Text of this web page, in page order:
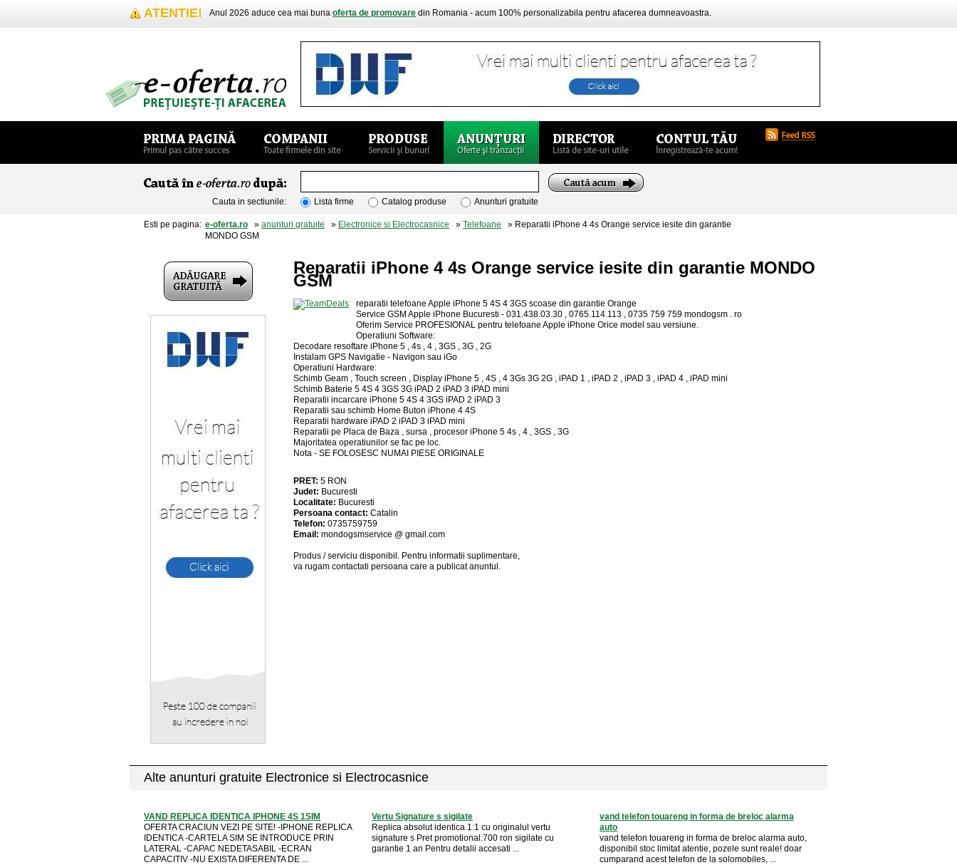
ATENTIE! Anul 2026 aduce cea mai buna oferta de promovare din Romania - acum 100% personalizabila pentru afacerea dumneavoastra.
Cauta in sectiunile: Lista firme Catalog produse Anunturi gratuite
Esti pe pagina: e-oferta.ro » anunturi gratuite » Electronice si Electrocasnice » Telefoane » Reparatii iPhone 4 4s Orange service iesite din garantie
MONDO GSM
Reparatii iPhone 4 4s Orange service iesite din garantie MONDO
GSM
reparatii telefoane Apple iPhone 5 4S 4 3GS scoase din garantie Orange
Service GSM Apple iPhone Bucuresti - 031.438.03.30 , 0765.114.113 , 0735 759 759 mondogsm . ro
Oferim Service PROFESIONAL pentru telefoane Apple iPhone Orice model sau versiune.
Operatiuni Software:
Decodare resoftare iPhone 5 , 4s , 4 , 3GS , 3G , 2G
Instalam GPS Navigatie - Navigon sau iGo
Operatiuni Hardware:
Schimb Geam , Touch screen , Display iPhone 5 , 4S , 4 3Gs 3G 2G , iPAD 1 , iPAD 2 , iPAD 3 , iPAD 4 , iPAD mini
Schimb Baterie 5 4S 4 3GS 3G iPAD 2 iPAD 3 iPAD mini
Reparatii incarcare iPhone 5 4S 4 3GS iPAD 2 iPAD 3
Reparatii sau schimb Home Buton iPhone 4 4S
Reparatii hardware iPAD 2 iPAD 3 iPAD mini
Reparatii pe Placa de Baza , sursa , procesor iPhone 5 4s , 4 , 3GS , 3G
Majoritatea operatiunilor se fac pe loc.
Nota - SE FOLOSESC NUMAI PIESE ORIGINALE
PRET: 5 RON
Judet: Bucuresti
Localitate: Bucuresti
Persoana contact: Catalin
Telefon: 0735759759
Email: mondogsmservice @ gmail.com
Produs / serviciu disponibil . Pentru informatii suplimentare,
va rugam contactati persoana care a publicat anuntul.
Alte anunturi gratuite Electronice si Electrocasnice
VAND REPLICA IDENTICA IPHONE 4S 1SIM
OFERTA CRACIUN VEZI PE SITE! -IPHONE REPLICA
IDENTICA -CARTELA SIM SE INTRODUCE PRIN
LATERAL -CAPAC NEDETASABIL -ECRAN
CAPACITIV -NU EXISTA DIFERENTA DE ...
Vertu Signature s sigilate
Replica absolut identica 1:1 cu originalul vertu
signature s Pret promotional:700 ron sigilate cu
garantie 1 an Pentru detalii accesati ...
vand telefon touareng in forma de breloc alarma
auto
vand telefon touareng in forma de breloc alarma auto,
disponibil stoc limitat atentie, pozele sunt reale! doar
cumparand acest telefon de la solomobiles, ...